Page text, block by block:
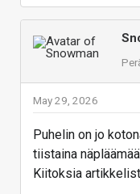
May 29, 2026
Puhelin on jo
tiistaina
Kiitoksia